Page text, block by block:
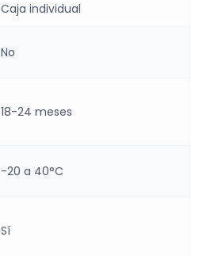
Caja individual
No
18-24 meses
-20 a 40°C
Sí